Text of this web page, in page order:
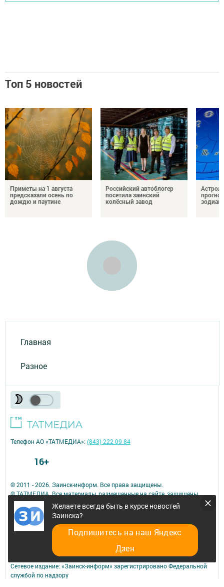
Топ 5 новостей
Приметы на 1 августа
предсказали осень по
дождю и паутине
Российский автоблогер
посетила заинский
колёсный завод
зодиака
Главная
Разное
Желаете всегда быть в курсе новостей
Заинска?
Подпишитесь на наш Яндекс
Дзен
© 2011 - 2026. Заинск-информ. Все права защищены.
© ТАТМЕДИА. Все материалы, размещенные на сайте, защищены
законом.
Перепечатка, воспроизведение и распространение в любом объеме
информации,
размещенной на сайте, возможна только с письменного согласия
При поддержке Республиканского агентства по печати и массовым
коммуникациям.
Сетевое издание: «Заинск-информ» зарегистрировано Федеральной
службой по надзору
Телефон АО «ТАТМЕДИА»:(843) 222 09 84
16+